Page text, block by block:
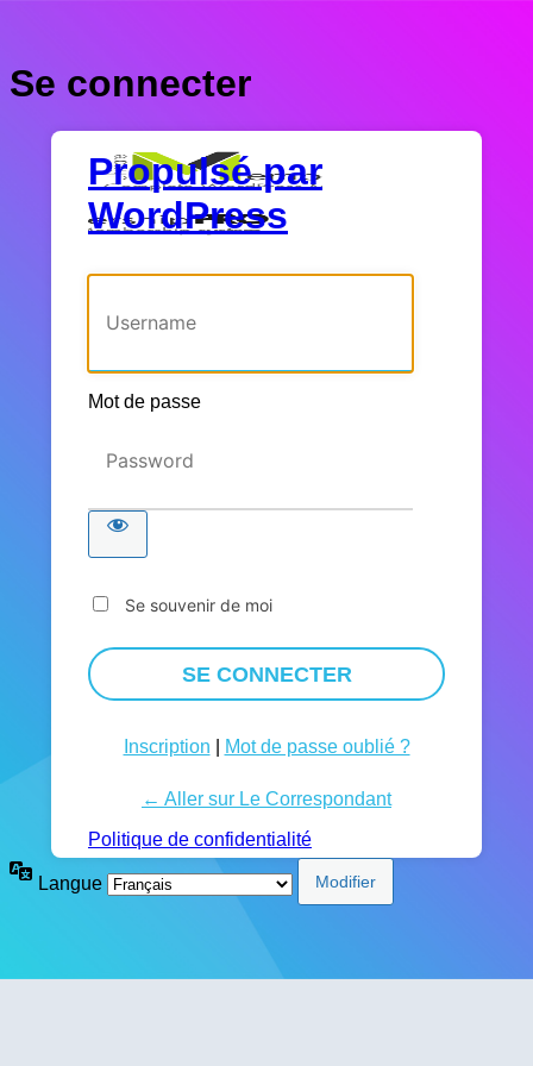
Se connecter
Propulsé par
WordPress
Mot de passe
Se souvenir de moi
Inscription Mot de passe oublié ?
← Aller sur Le Correspondant
Politique de confidentialité
Langue